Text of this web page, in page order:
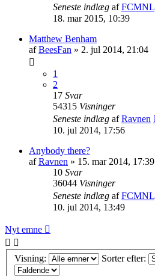
Seneste indlæg afFCMNL
18. mar 2015, 10:39
Matthew Benham
afBeesFan » 2. jul 2014, 21:04
1
2
17 Svar
54315 Visninger
Seneste indlæg afRavnen
10. jul 2014, 17:56
Anybody there?
afRavnen » 15. mar 2014, 17:39
10 Svar
36044 Visninger
Seneste indlæg afFCMNL
10. jul 2014, 13:49
Nyt emne
Visning: Sorter efter: